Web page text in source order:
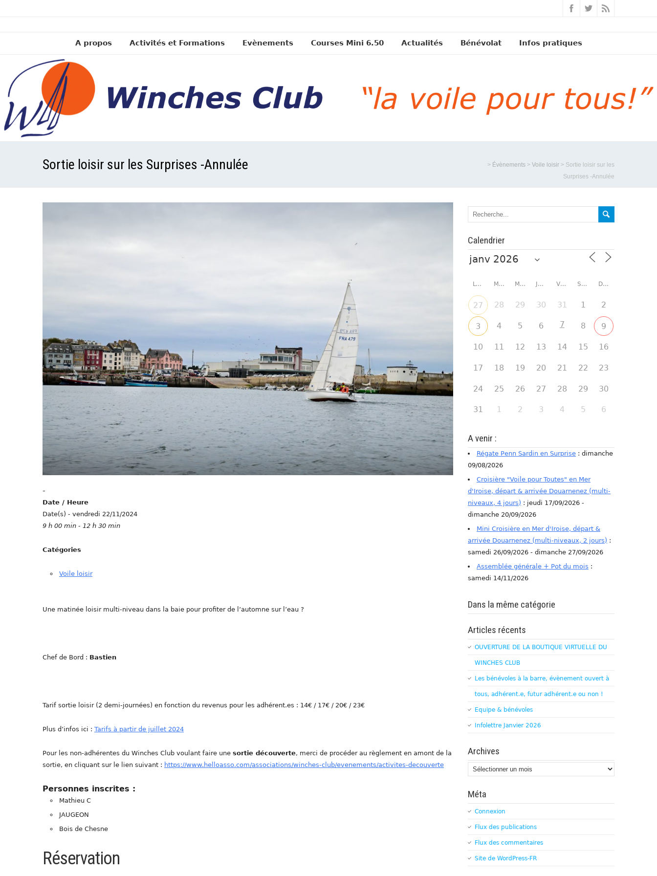
A propos Activités et Formations Evènements Courses Mini 6.50 Actualités Bénévolat Infos pratiques
Sortie loisir sur les Surprises -Annulée > Évènements > Voile loisir > Sortie loisir sur les
Surprises -Annulée
-
Date / Heure
Date(s) - vendredi 22/11/2024
9 h 00 min - 12 h 30 min
Catégories
Voile loisir
Une matinée loisir multi-niveau dans la baie pour profiter de l’automne sur l’eau ?
Chef de Bord : Bastien
Tarif sortie loisir (2 demi-journées) en fonction du revenus pour les adhérent.es : 14€ / 17€ / 20€ / 23€
Plus d’infos ici : Tarifs à partir de juillet 2024
Pour les non-adhérentes du Winches Club voulant faire une sortie découverte, merci de procéder au règlement en amont de la
sortie, en cliquant sur le lien suivant : https://www.helloasso.com/associations/winches-club/evenements/activites-decouverte
Personnes inscrites :
Mathieu C
JAUGEON
Bois de Chesne
Réservation
Calendrier
LUNDI MARDI MERCREDI JEUDI VENDREDI SAMEDI DIMANCHE
27 28 29 30 31 1 2
3 4 5 6 7 8 9
10 11 12 13 14 15 16
17 18 19 20 21 22 23
24 25 26 27 28 29 30
31 1 2 3 4 5 6
A venir :
Régate Penn Sardin en Surprise : dimanche
09/08/2026
Croisière "Voile pour Toutes" en Mer
d'Iroise, départ & arrivée Douarnenez (multi-
niveaux, 4 jours) : jeudi 17/09/2026 -
dimanche 20/09/2026
Mini Croisière en Mer d'Iroise, départ &
arrivée Douarnenez (multi-niveaux, 2 jours) :
samedi 26/09/2026 - dimanche 27/09/2026
Assemblée générale + Pot du mois :
samedi 14/11/2026
Dans la même catégorie
Articles récents
OUVERTURE DE LA BOUTIQUE VIRTUELLE DU
WINCHES CLUB
Les bénévoles à la barre, évènement ouvert à
tous, adhérent.e, futur adhérent.e ou non !
Equipe & bénévoles
Infolettre Janvier 2026
Archives
Archives
Méta
Connexion
Flux des publications
Flux des commentaires
Site de WordPress-FR